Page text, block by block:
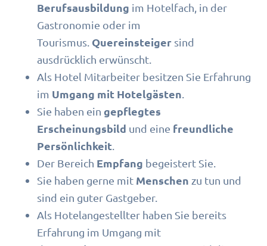
Berufsausbildung im Hotelfach, in der
Gastronomie oder im
Tourismus. Quereinsteiger sind
ausdrücklich erwünscht.
Als Hotel Mitarbeiter besitzen Sie Erfahrung
im Umgang mit Hotelgästen
Sie haben eingepflegtes
Erscheinungsbild und eine freundliche
Persönlichkeit
Der Bereich Empfang begeistert Sie.
Sie haben gerne mit Menschen zu tun und
sind ein guter Gastgeber.
Als Hotelangestellter haben Sie bereits
Erfahrung im Umgang mit